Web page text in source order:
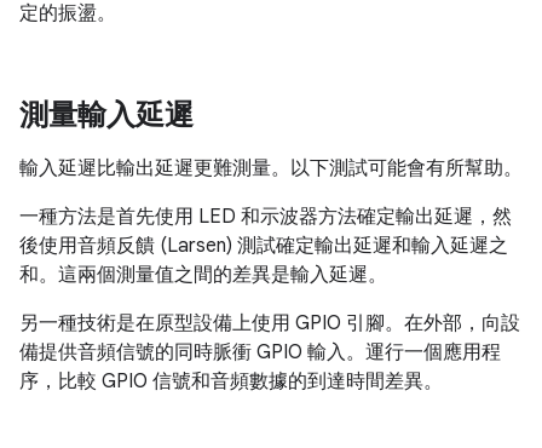
定的振盪。
測量輸入延遲
輸入延遲比輸出延遲更難測量。以下測試可能會有所幫助。
一種方法是首先使用 LED 和示波器方法確定輸出延遲，然
後使用音頻反饋 (Larsen) 測試確定輸出延遲和輸入延遲之
和。這兩個測量值之間的差異是輸入延遲。
另一種技術是在原型設備上使用 GPIO 引腳。在外部，向設
備提供音頻信號的同時脈衝 GPIO 輸入。運行一個應用程
序，比較 GPIO 信號和音頻數據的到達時間差異。